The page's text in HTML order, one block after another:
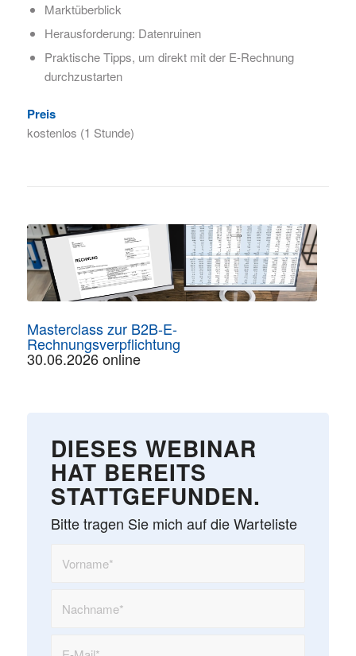
Marktüberblick
Herausforderung: Datenruinen
Praktische Tipps, um direkt mit der E-Rechnung
durchzustarten
Preis
kostenlos (1 Stunde)
Masterclass zur B2B-E-
Rechnungsverpflichtung
30.06.2026 online
DIESES WEBINAR
HAT BEREITS
STATTGEFUNDEN.
Bitte tragen Sie mich auf die Warteliste